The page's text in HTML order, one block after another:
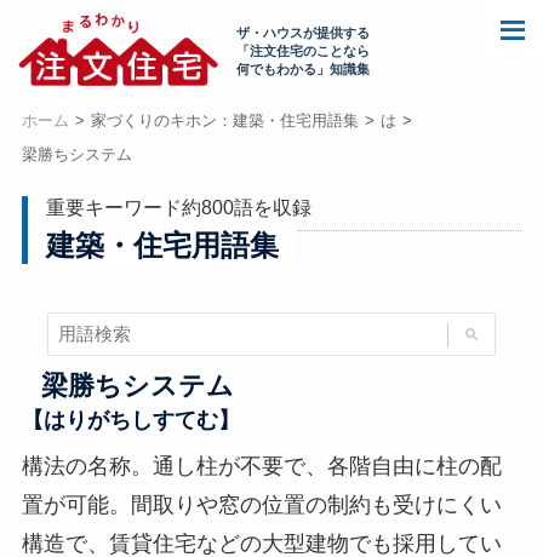
ザ・ハウスが提供する
「注文住宅のことなら
何でもわかる」知識集
ホーム 家づくりのキホン：建築・住宅用語集
は
梁勝ちシステム
重要キーワード約800語を収録
建築・住宅用語集
梁勝ちシステム
【はりがちしすてむ】
構法の名称。通し柱が不要で、各階自由に柱の配
置が可能。間取りや窓の位置の制約も受けにくい
構造で、賃貸住宅などの大型建物でも採用してい